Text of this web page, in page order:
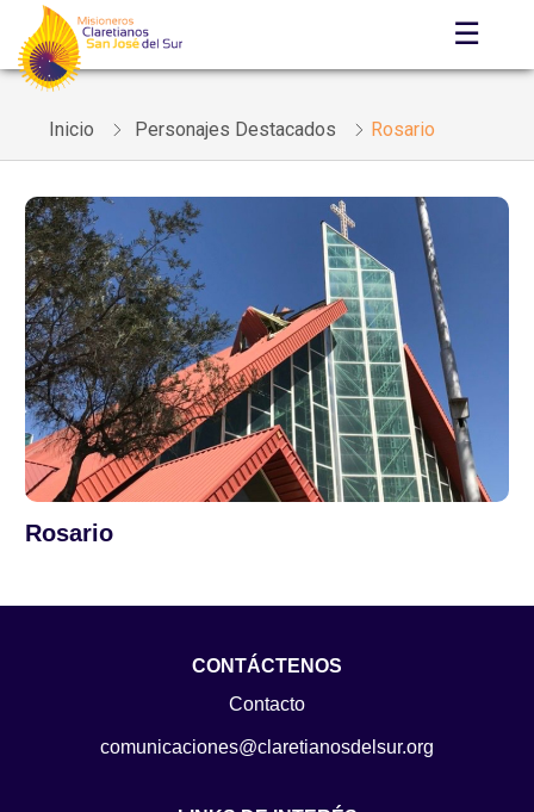
☰
Inicio Personajes Destacados Rosario
Rosario
CONTÁCTENOS
Contacto
comunicaciones@claretianosdelsur.org